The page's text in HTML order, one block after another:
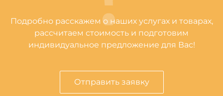
Подробно расскажем о наших услугах и товарах,
рассчитаем стоимость и подготовим
индивидуальное предложение для Вас!
Отправить заявку